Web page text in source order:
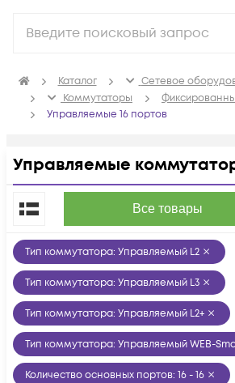
Каталог
Сетевое
Коммутаторы
Управляемые 16 портов
Управляемые
Все товары
По популярности
Тип коммутатора: Управляемый L2
Тип коммутатора: Управляемый L3
Тип коммутатора: Управляемый L2+
Тип коммутатора: Управляемый WEB-
Количество основных портов: 16 - 16